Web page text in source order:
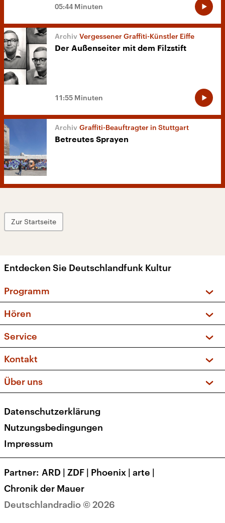
05:44 Minuten
Vergessener Graffiti-Künstler Eiffe
Der Außenseiter mit dem Filzstift
11:55 Minuten
Graffiti-Beauftragter in Stuttgart
Betreutes Sprayen
Zur Startseite
Entdecken Sie Deutschlandfunk Kultur
Programm
Sendungen und Podcasts
Musikliste
Kakadu – Das Kinderprogramm
Hören
Frequenzen (UKW + DAB+)
Service
FAQ
Apps
Newsletter
Veranstaltungen
Kontakt
Social Media
Über uns
Presse
Karriere
Transparenz
Deutschlandradio © 2026
Datenschutzerklärung
Nutzungsbedingungen
Impressum
Partner ARD | ZDF | Phoenix | arte |
Chronik der Mauer